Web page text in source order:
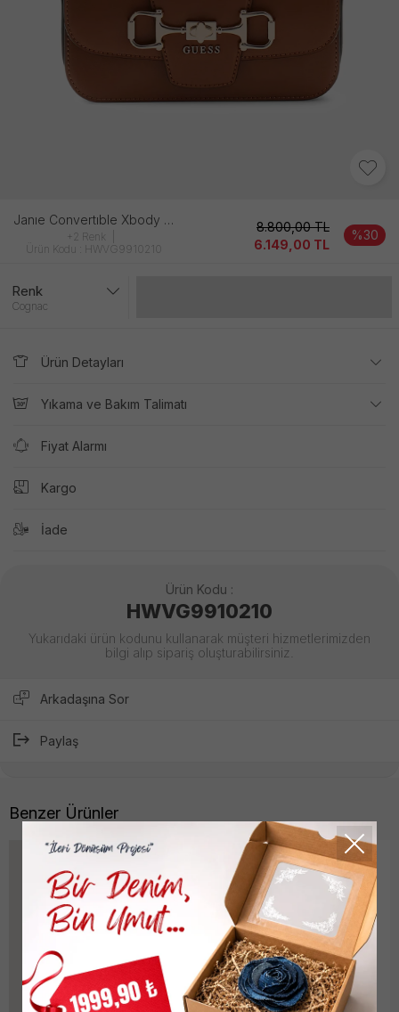
Janıe Convertıble Xbody Flap Kadın Kahverengi̇ Çanta
+2 Renk
Ürün Kodu : HWVG9910210
8.800,00TL
6.149,00 TL
%30
Renk
Cognac
Ürün Detayları
Yıkama ve Bakım Talimatı
Fiyat Alarmı
Kargo
İade
Ürün Kodu :
HWVG9910210
Yukarıdaki ürün kodunu kullanarak müşteri hizmetlerimizden
bilgi alıp sipariş oluşturabilirsiniz.
Arkadaşına Sor
Paylaş
Benzer Ürünler